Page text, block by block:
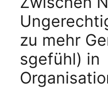
zu mehr
sgefühl) in